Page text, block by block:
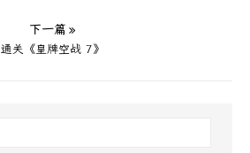
下一篇 »
通关《皇牌空战 7》